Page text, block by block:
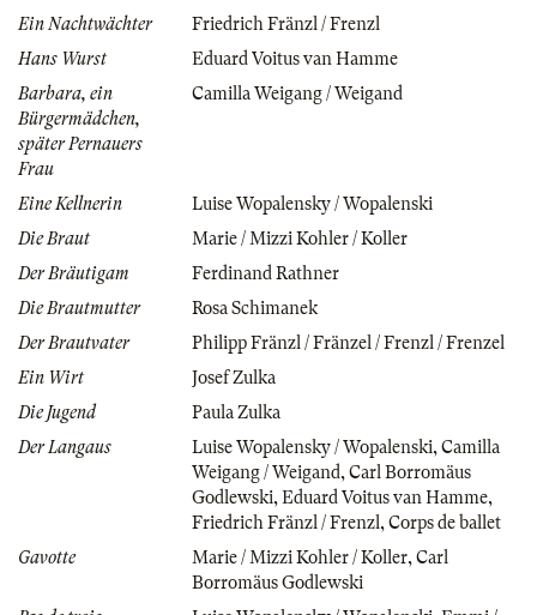
Ein Nachtwächter
Friedrich Fränzl / Frenzl
Hans Wurst
Eduard Voitus van Hamme
Barbara, ein
Bürgermädchen,
später Pernauers
Frau
Camilla Weigang / Weigand
Eine Kellnerin
Luise Wopalensky / Wopalenski
Die Braut
Marie / Mizzi Kohler / Koller
Der Bräutigam
Ferdinand Rathner
Die Brautmutter
Rosa Schimanek
Der Brautvater
Philipp Fränzl / Fränzel / Frenzl / Frenzel
Ein Wirt
Josef Zulka
Die Jugend
Paula Zulka
Der Langaus
Luise Wopalensky / Wopalenski, Camilla
Weigang / Weigand, Carl Borromäus
Godlewski, Eduard Voitus van Hamme,
Friedrich Fränzl / Frenzl , Corps de ballet
Gavotte
Marie / Mizzi Kohler / Koller, Carl
Borromäus Godlewski